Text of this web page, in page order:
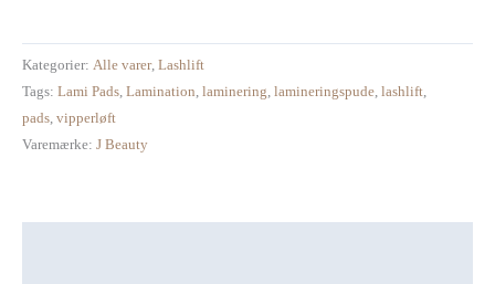
Kategorier: Alle varer, Lashlift
Tags: Lami Pads Lamination laminering lamineringspude lashlift
pads vipperløft
Varemærke: J Beauty